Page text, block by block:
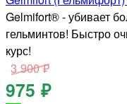
Gelmifort® - убивает
гельминтов! Быстро
курс!
3 900 ₽
975 ₽